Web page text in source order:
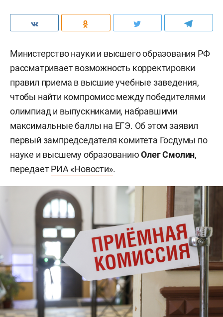
Министерство науки и высшего образования РФ
рассматривает возможность корректировки
правил приема в высшие учебные заведения,
чтобы найти компромисс между победителями
олимпиад и выпускниками, набравшими
максимальные баллы на ЕГЭ. Об этом заявил
первый зампредседателя комитета Госдумы по
науке и высшему образованиюОлег Смолин,
передаетРИА «Новости».